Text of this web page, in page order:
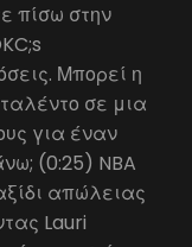
πίσω στην
Μπορεί η
σε μια
για έναν
(0:25) NBA
απώλειας
Lauri